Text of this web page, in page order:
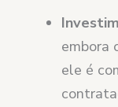
embora
ele é